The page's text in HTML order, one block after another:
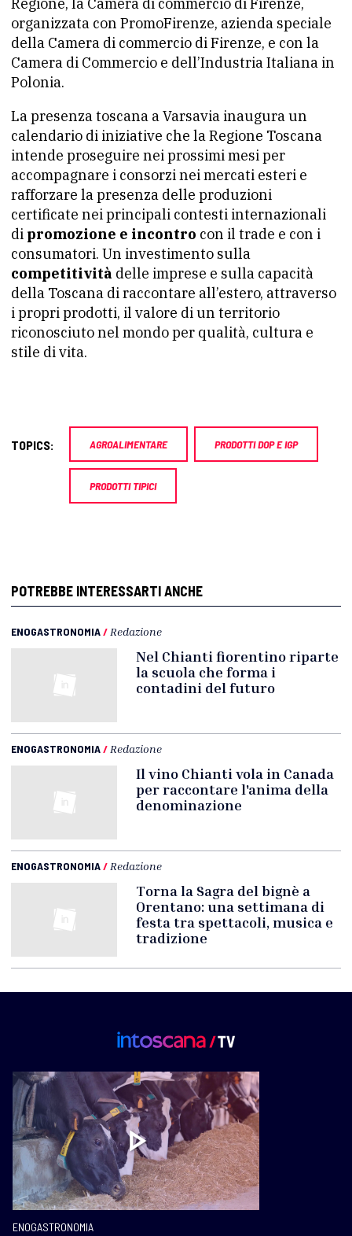
organizzata con PromoFirenze, azienda speciale
della Camera di commercio di Firenze, e con la
Camera di Commercio e dell’Industria Italiana in
Polonia.
La presenza toscana a Varsavia inaugura un
calendario di iniziative che la Regione Toscana
intende proseguire nei prossimi mesi per
accompagnare i consorzi nei mercati esteri e
rafforzare la presenza delle produzioni
certificate nei principali contesti internazionali
di promozione e incontro con il trade e con i
consumatori. Un investimento sulla
competitività delle imprese e sulla capacità
della Toscana di raccontare all’estero, attraverso
i propri prodotti, il valore di un territorio
riconosciuto nel mondo per qualità, cultura e
stile di vita.
TOPICS: AGROALIMENTARE PRODOTTI DOP E IGP
PRODOTTI TIPICI
POTREBBE INTERESSARTI ANCHE
ENOGASTRONOMIA/ Redazione
Nel Chianti fiorentino riparte
la scuola che forma i
contadini del futuro
ENOGASTRONOMIA/ Redazione
Il vino Chianti vola in Canada
per raccontare l'anima della
denominazione
ENOGASTRONOMIA/ Redazione
Torna la Sagra del bignè a
Orentano: una settimana di
festa tra spettacoli, musica e
tradizione
ENOGASTRONOMIA